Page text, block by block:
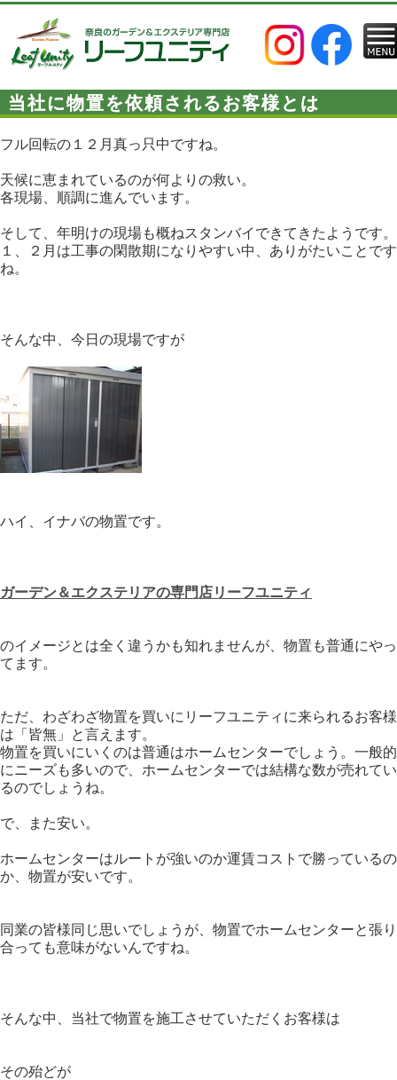
当社に物置を依頼されるお客様とは
フル回転の１２月真っ只中ですね。
天候に恵まれているのが何よりの救い。
各現場、順調に進んでいます。
そして、年明けの現場も概ねスタンバイできてきたようです。
１、２月は工事の閑散期になりやすい中、ありがたいことです
ね。
そんな中、今日の現場ですが
ハイ、イナバの物置です。
ガーデン＆エクステリアの専門店リーフユニティ
のイメージとは全く違うかも知れませんが、物置も普通にやっ
てます。
ただ、わざわざ物置を買いにリーフユニティに来られるお客様
は「皆無」と言えます。
物置を買いにいくのは普通はホームセンターでしょう。一般的
にニーズも多いので、ホームセンターでは結構な数が売れてい
るのでしょうね。
で、また安い。
ホームセンターはルートが強いのか運賃コストで勝っているの
か、物置が安いです。
同業の皆様同じ思いでしょうが、物置でホームセンターと張り
合っても意味がないんですね。
そんな中、当社で物置を施工させていただくお客様は
その殆どが